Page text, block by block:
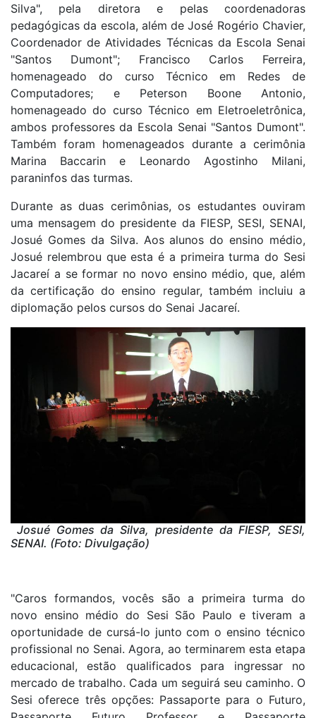
Silva", pela diretora e pelas coordenadoras
pedagógicas da escola, além de José Rogério Chavier,
Coordenador de Atividades Técnicas da Escola Senai
"Santos Dumont"; Francisco Carlos Ferreira,
homenageado do curso Técnico em Redes de
Computadores; e Peterson Boone Antonio,
homenageado do curso Técnico em Eletroeletrônica,
ambos professores da Escola Senai "Santos Dumont".
Também foram homenageados durante a cerimônia
Marina Baccarin e Leonardo Agostinho Milani,
paraninfos das turmas.
Durante as duas cerimônias, os estudantes ouviram
uma mensagem do presidente da FIESP, SESI, SENAI,
Josué Gomes da Silva. Aos alunos do ensino médio,
Josué relembrou que esta é a primeira turma do Sesi
Jacareí a se formar no novo ensino médio, que, além
da certificação do ensino regular, também incluiu a
diplomação pelos cursos do Senai Jacareí.
Josué Gomes da Silva, presidente da FIESP, SESI,
SENAI. (Foto: Divulgação)
"Caros formandos, vocês são a primeira turma do
novo ensino médio do Sesi São Paulo e tiveram a
oportunidade de cursá-lo junto com o ensino técnico
profissional no Senai. Agora, ao terminarem esta etapa
educacional, estão qualificados para ingressar no
mercado de trabalho. Cada um seguirá seu caminho. O
Sesi oferece três opções: Passaporte para o Futuro,